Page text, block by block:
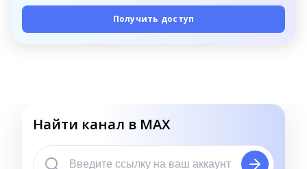
Получить доступ
Найти канал в MAX